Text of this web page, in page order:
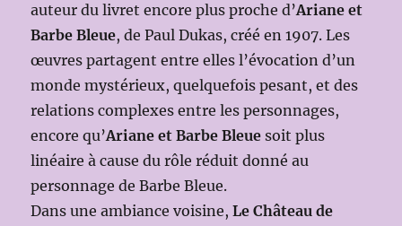
auteur du livret encore plus proche d’Ariane et
Barbe Bleue, de Paul Dukas, créé en 1907. Les
œuvres partagent entre elles l’évocation d’un
monde mystérieux, quelquefois pesant, et des
relations complexes entre les personnages,
encore qu’Ariane et Barbe Bleue soit plus
linéaire à cause du rôle réduit donné au
personnage de Barbe Bleue.
Dans une ambiance voisine,Le Château de